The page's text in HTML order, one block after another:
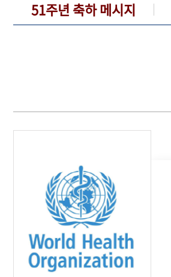
51주년 축하 메시지